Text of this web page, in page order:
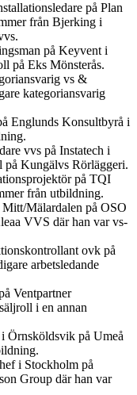
på Plan
från Bjerking i
på Keyvent i
på Eks Mönsterås.
vs &
kategoriansvarig
Englunds Konsultbyrå i
vvs på Instatech i
på Kungälvs Rörläggeri.
på TQI
från utbildning.
Mälardalen på OSO
VVS där han var vs-
ovk på
arbetsledande
Ventpartner
i en annan
Örnsköldsvik på Umeå
i Stockholm på
Group där han var